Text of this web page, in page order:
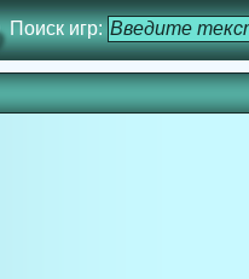
Поиск игр: